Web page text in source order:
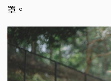
罩。